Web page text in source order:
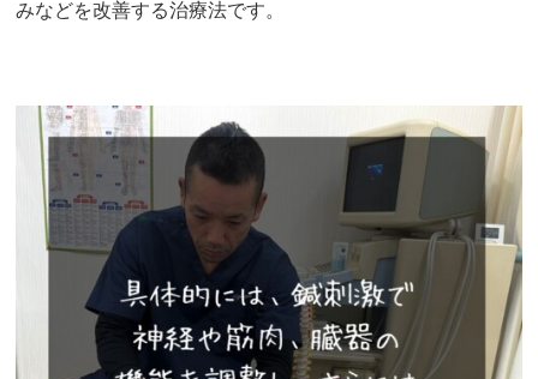
みなどを改善する治療法です。